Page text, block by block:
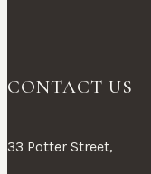
CONTACT US
33 Potter Street,